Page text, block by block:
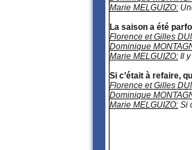
Marie MELGUIZO:
La saison a été
Florence et Gilles
Dominique
Marie MELGUIZO: Il
Si c’était à refaire,
Florence et Gilles
Dominique
Marie MELGUIZO: Si